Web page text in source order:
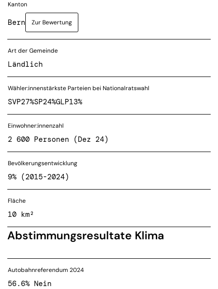
Kanton
Bern Zur Bewertung
Art der Gemeinde
Ländlich
Wähler:innenstärkste Parteien bei Nationalratswahl
SVP27%SP24%GLP13%
Einwohner:innenzahl
2 600 Personen (Dez 24)
Bevölkerungsentwicklung
9% (2015-2024)
Fläche
10 km²
Abstimmungsresultate Klima
Autobahnreferendum 2024
56.6% Nein